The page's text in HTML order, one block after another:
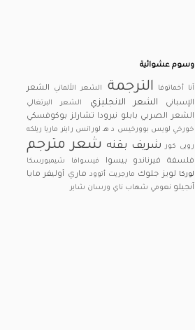
وسوم عشوائية
آنا أخماتوفا الترجمة الشعر الألماني
الشعر
الإسباني
الشعر الانجليزي الشعر البرتغالي
الشعر الصربي بابلو نيرودا تشارلز بوكوفسكي
خورخي لويس بوورخيس د هـ لورانس راينر ماريا ريلكه
روبى كور شريف بقنه شعر مترجم
فلسفة فيرناندو بيسوا
فيسوافا شيمبورسكا
لوركا لويز جلوك مارجريت أتوود ماري أوليفر مايا
آنجيلو نعومي شهاب ناي ورسان شاير